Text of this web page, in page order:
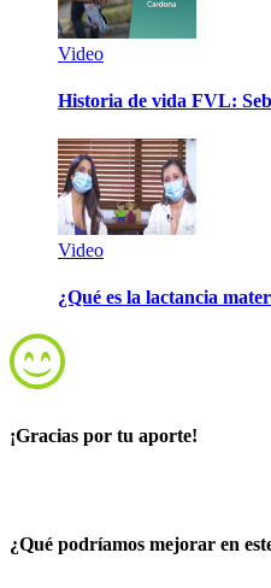
Video
Historia de vida FVL:
Video
¿Qué es la lactancia
¡Gracias por tu aporte!
¿Qué podríamos mejorar en